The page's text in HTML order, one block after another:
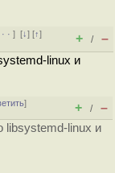
· ·][↓] [↑]
+ / –
linux и
]
+ / –
libsystemd-linux и